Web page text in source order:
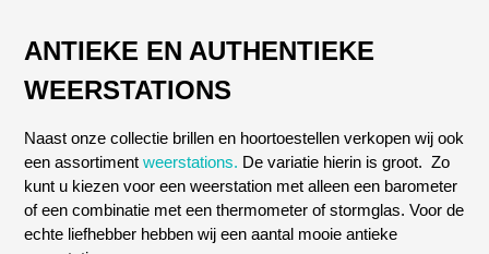
ANTIEKE EN AUTHENTIEKE
WEERSTATIONS
Naast onze collectie brillen en hoortoestellen verkopen wij ook
een assortimentweerstations. De variatie hierin is groot. Zo
kunt u kiezen voor een weerstation met alleen een barometer
of een combinatie met een thermometer of stormglas. Voor de
echte liefhebber hebben wij een aantal mooie antieke